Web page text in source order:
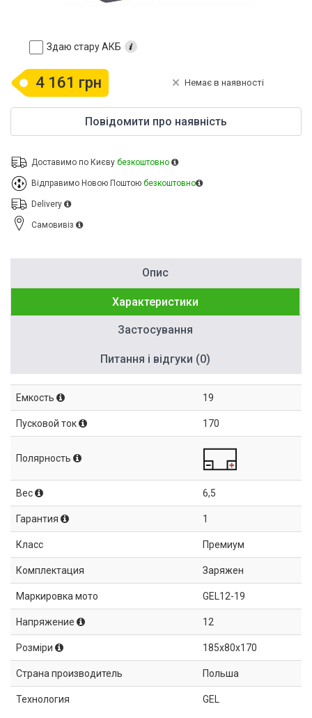
Здаю стару АКБ
4 161 грн Немає в наявності
Повідомити про наявність
Доставимо по Києву безкоштовно
Відправимо Новою Поштою безкоштовно
Delivery
Cамовивіз
Опис
Характеристики
Застосування
Питання і відгуки (0)
Емкость 19
Пусковой ток 170
Полярность
Вес 6,5
Гарантия 1
Класс Премиум
Комплектация Заряжен
Маркировка мото GEL12-19
Напряжение 12
Розміри 185x80x170
Страна производитель Польша
Технология GEL